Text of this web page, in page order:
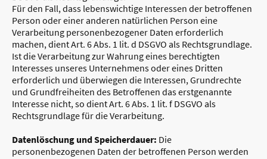
Für den Fall, dass lebenswichtige Interessen der betroffenen
Person oder einer anderen natürlichen Person eine
Verarbeitung personenbezogener Daten erforderlich
machen, dient Art. 6 Abs. 1 lit. d DSGVO als Rechtsgrundlage.
Ist die Verarbeitung zur Wahrung eines berechtigten
Interesses unseres Unternehmens oder eines Dritten
erforderlich und überwiegen die Interessen, Grundrechte
und Grundfreiheiten des Betroffenen das erstgenannte
Interesse nicht, so dient Art. 6 Abs. 1 lit. f DSGVO als
Rechtsgrundlage für die Verarbeitung.
Datenlöschung und Speicherdauer: Die
personenbezogenen Daten der betroffenen Person werden